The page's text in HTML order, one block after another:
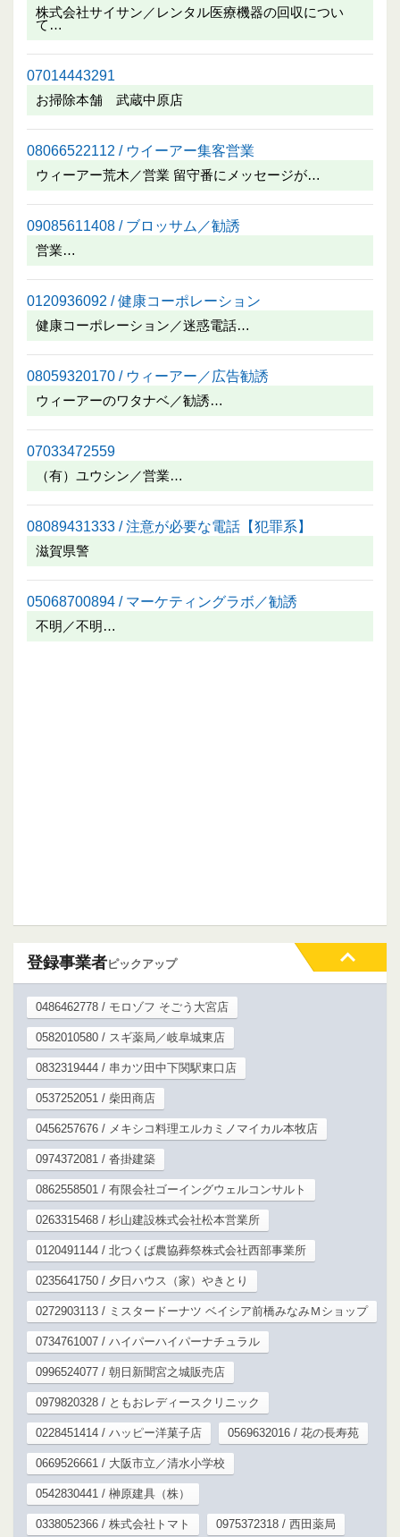
株式会社サイサン／レンタル医療機器の回収につい
て…
07014443291
お掃除本舗 武蔵中原店
08066522112 / ウイーアー集客営業
ウィーアー荒木／営業 留守番にメッセージが…
09085611408 / ブロッサム／勧誘
営業…
0120936092 / 健康コーポレーション
健康コーポレーション／迷惑電話…
08059320170 / ウィーアー／広告勧誘
ウィーアーのワタナベ／勧誘…
07033472559
（有）ユウシン／営業…
08089431333 / 注意が必要な電話【犯罪系】
滋賀県警
05068700894 / マーケティングラボ／勧誘
不明／不明…
登録事業者ピックアップ
0486462778 / モロゾフ そごう大宮店
0582010580 / スギ薬局／岐阜城東店
0832319444 / 串カツ田中下関駅東口店
0537252051 / 柴田商店
0456257676 / メキシコ料理エルカミノマイカル本牧店
0974372081 / 沓掛建築
0862558501 / 有限会社ゴーイングウェルコンサルト
0263315468 / 杉山建設株式会社松本営業所
0120491144 / 北つくば農協葬祭株式会社西部事業所
0235641750 / 夕日ハウス（家）やきとり
0272903113 / ミスタードーナツ ベイシア前橋みなみＭショップ
0734761007 / ハイパーハイパーナチュラル
0996524077 / 朝日新聞宮之城販売店
0979820328 / ともおレディースクリニック
0228451414 / ハッピー洋菓子店 0569632016 / 花の長寿苑
0669526661 / 大阪市立／清水小学校
0542830441 / 榊原建具（株）
0338052366 / 株式会社トマト 0975372318 / 西田薬局